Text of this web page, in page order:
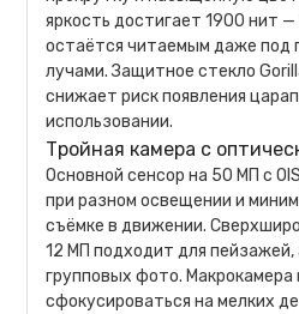
яркость достигает 1900 нит
остаётся читаемым даже под
лучами. Защитное стекло
снижает риск появления
использовании.
Тройная камера с
Основной сенсор на 50 МП с
при разном освещении и
съёмке в движении.
12 МП подходит для
групповых фото. Макрокамера
сфокусироваться на мелких